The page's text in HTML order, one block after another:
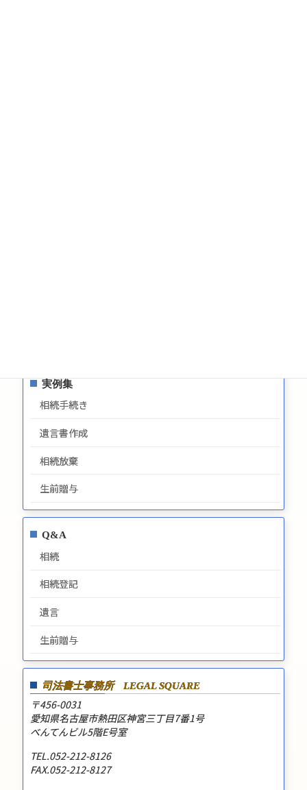
実例集
相続手続き
遺言書作成
相続放棄
生前贈与
Q&A
相続
相続登記
遺言
生前贈与
司法書士事務所 LEGAL SQUARE
〒456-0031
愛知県名古屋市熱田区神宮三丁目7番1号
べんてんビル5階E号室
TEL.052-212-8126
FAX.052-212-8127